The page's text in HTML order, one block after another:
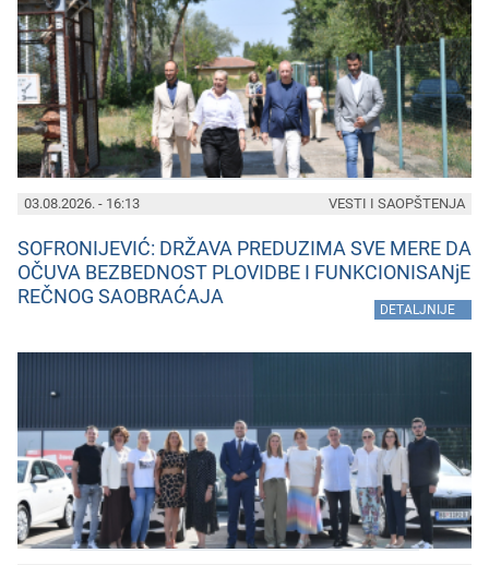
03.08.2026. - 16:13
SOFRONIJEVIĆ: DRŽAVA PREDUZIMA SVE MERE DA
OČUVA BEZBEDNOST PLOVIDBE I FUNKCIONISANjE
REČNOG SAOBRAĆAJA
DETALJNIJE
VESTI I SAOPŠTENJA